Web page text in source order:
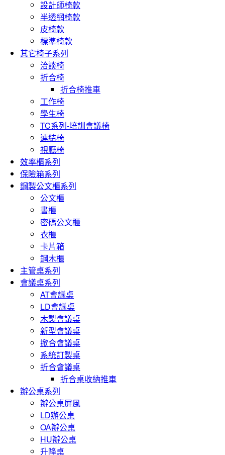
設計師椅款
半透網椅款
皮椅款
標準椅款
其它椅子系列
洽談椅
折合椅
折合椅推車
工作椅
學生椅
TC系列-培訓會議椅
連結椅
視廳椅
效率櫃系列
保險箱系列
鋼製公文櫃系列
公文櫃
書櫃
密碼公文櫃
衣櫃
卡片箱
鋼木櫃
主管桌系列
會議桌系列
AT會議桌
LD會議桌
木製會議桌
新型會議桌
掀合會議桌
系統訂製桌
折合會議桌
折合桌收納推車
辦公桌系列
辦公桌屏風
LD辦公桌
OA辦公桌
HU辦公桌
升降桌